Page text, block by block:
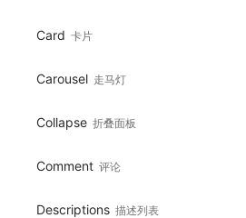
Card 卡片
Carousel 走马灯
Collapse 折叠面板
Comment 评论
Descriptions 描述列表